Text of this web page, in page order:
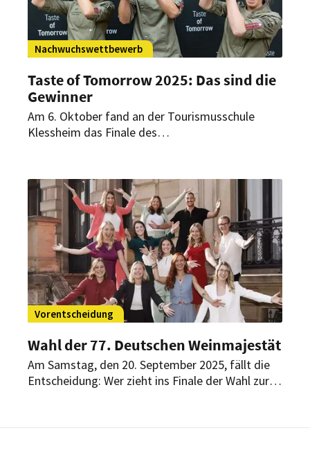
Nachwuchswettbewerb
Taste of Tomorrow 2025: Das sind die
Gewinner
Am 6. Oktober fand an der Tourismusschule
Klessheim das Finale des
acht Talente aus Österreich und Deutschland in
der Vorentscheidung durchsetzen und vor einer
Kulinarik-Jury antreten.
Vorentscheidung
Wahl der 77. Deutschen Weinmajestät
Am Samstag, den 20. September 2025, fällt die
Entscheidung: Wer zieht ins Finale der Wahl zur